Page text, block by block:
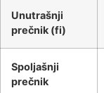
Unutrašnji
prečnik (fi)
Spoljašnji
prečnik